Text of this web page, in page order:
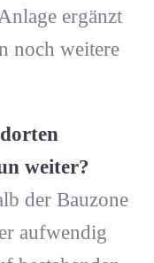
ergänzt
noch weitere
weiter?
der Bauzone
aufwendig